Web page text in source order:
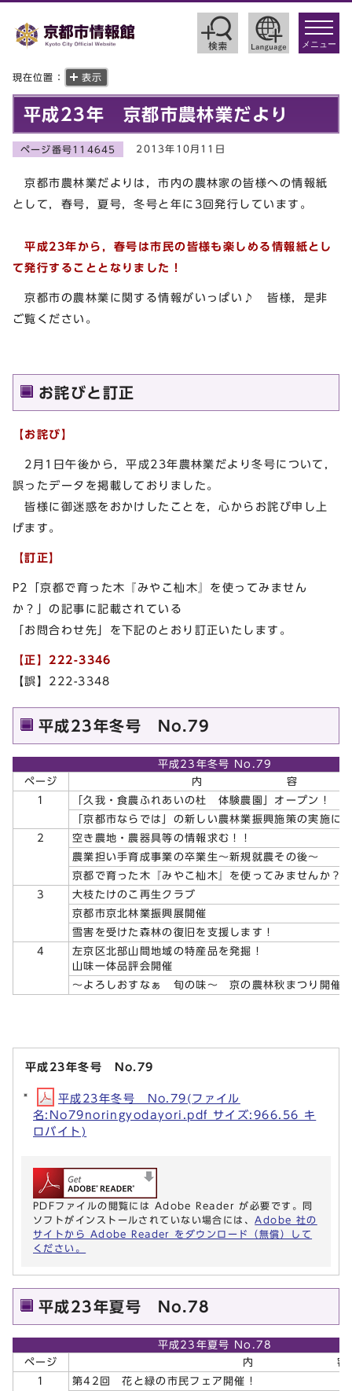
toggle
メニュー
現在位置： 表示
平成23年 京都市農林業だより
ページ番号114645 2013年10月11日
京都市農林業だよりは，市内の農林家の皆様への情報紙
として，春号，夏号，冬号と年に3回発行しています。
平成23年から，春号は市民の皆様も楽しめる情報紙とし
て発行することとなりました！
京都市の農林業に関する情報がいっぱい♪ 皆様，是非
ご覧ください。
お詫びと訂正
【お詫び】
2月1日午後から，平成23年農林業だより冬号について，
誤ったデータを掲載しておりました。
皆様に御迷惑をおかけしたことを，心からお詫び申し上
げます。
【訂正】
P2「京都で育った木『みやこ杣木』を使ってみません
か？」の記事に記載されている
「お問合わせ先」を下記のとおり訂正いたします。
【正】222-3346
【誤】222-3348
平成23年冬号 No.79
平成23年冬号 No.79
ページ
内 容
1
「久我・食農ふれあいの杜 体験農園」オープン！
「京都市ならでは」の新しい農林業振興施策の実施に
2
空き農地・農器具等の情報求む！！
農業担い手育成事業の卒業生～新規就農その後～
京都で育った木『みやこ杣木』を使ってみませんか？
3
大枝たけのこ再生クラブ
京都市京北林業振興展開催
雪害を受けた森林の復旧を支援します！
4
左京区北部山間地域の特産品を発掘！
山味一体品評会開催
～よろしおすなぁ 旬の味～ 京の農林秋まつり開催
平成23年冬号 No.79
平成23年冬号 No.79(ファイル
名:No79noringyodayori.pdf サイズ:966.56 キ
ロバイト)
PDFファイルの閲覧には Adobe Reader が必要です。同
ソフトがインストールされていない場合には、 Adobe 社の
サイトから Adobe Reader をダウンロード（無償）して
ください。
平成23年夏号 No.78
平成23年夏号 No.78
ページ
内 容
1
第42回 花と緑の市民フェア開催！